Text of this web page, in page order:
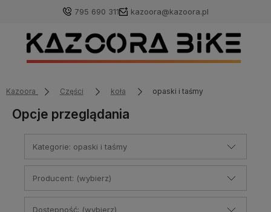
795 690 311 kazoora@kazoora.pl
Kazoora Części koła opaski i taśmy
Opcje przeglądania
Kategorie: opaski i taśmy
Producent: (wybierz)
Dostępność: (wybierz)